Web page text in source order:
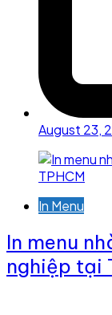
August 23,
In Menu
In menu
nghiệp tại